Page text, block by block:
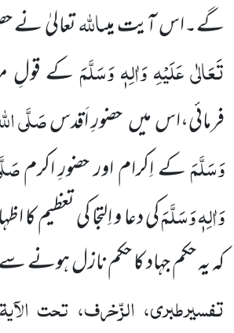
گے۔اس آیت میںاللہتعالیٰ نے
تَعَالٰی عَلَیْہِ وَاٰلِہٖ وَسَلَّمَکے قولِ
فرمائی،اس میں حضورِ اَقدسصَلَّی
وَسَلَّمَکے اِکرام اور حضورِ اکرم
وَاٰلِہٖ وَسَلَّمَکی دعا و اِلتجا کی تعظیم
کہ یہ حکم جہاد کا حکم نازل ہونے سے
تفسیرطبری، الزّخرف، تحت